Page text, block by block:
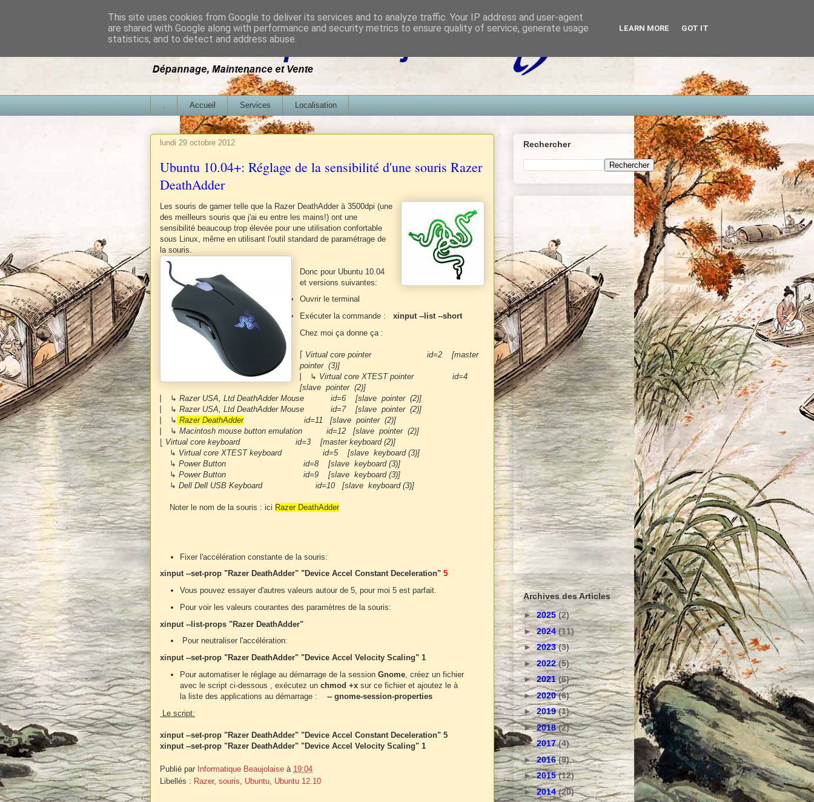
Accueil Services Localisation
lundi 29 octobre 2012
Ubuntu 10.04+: Réglage de la sensibilité d'une souris Razer
DeathAdder
Les souris de gamer telle que la Razer DeathAdder à 3500dpi (une
des meilleurs souris que j'ai eu entre les mains!) ont une
sensibilité beaucoup trop élevée pour une utilisation confortable
sous Linux, même en utilisant l'outil standard de paramétrage de
la souris.
Donc pour Ubuntu 10.04
et versions suivantes:
Ouvrir le terminal
Exécuter la commande : xinput --list --short
Chez moi ça donne ça :
Virtual core pointer id=2 [master
pointer (3)]
⎜ ↳ Virtual core XTEST pointer id=4
[slave pointer (2)]
⎜ ↳ Razer USA, Ltd DeathAdder Mouse id=6 [slave pointer (2)]
⎜ ↳ Razer USA, Ltd DeathAdder Mouse id=7 [slave pointer (2)]
⎜ ↳ Razer DeathAdderid=11 [slave pointer (2)]
⎜ ↳ Macintosh mouse button emulation id=12 [slave pointer (2)]
Virtual core keyboard id=3 [master keyboard (2)]
↳ Virtual core XTEST keyboard id=5 [slave keyboard (3)]
↳ Power Button id=8 [slave keyboard (3)]
↳ Power Button id=9 [slave keyboard (3)]
↳ Dell Dell USB Keyboard id=10 [slave keyboard (3)]
Noter le nom de la souris : ici Razer DeathAdder
Fixer l'accélération constante de la souris:
xinput --set-prop "Razer DeathAdder" "Device Accel Constant Deceleration" 5
Vous pouvez essayer d'autres valeurs autour de 5, pour moi 5 est parfait.
Pour voir les valeurs courantes des paramètres de la souris:
xinput --list-props "Razer DeathAdder"
Pour neutraliser l'accélération:
xinput --set-prop "Razer DeathAdder" "Device Accel Velocity Scaling" 1
Pour automatiser le réglage au démarrage de la sessionGnome, créez un fichier
avec le script ci-dessous , exécutez un chmod +xsur ce fichier et ajoutez le à
la liste des applications au démarrage : -- gnome-session-properties
Le script:
xinput --set-prop "Razer DeathAdder" "Device Accel Constant Deceleration" 5
xinput --set-prop "Razer DeathAdder" "Device Accel Velocity Scaling" 1
Publié par Informatique Beaujolaise à 19:04
Libellés : Razer, souris, Ubuntu, Ubuntu 12.10
Rechercher
Archives des Articles
►2025(2)
►2024(11)
►2023(3)
►2022(5)
►2021(6)
►2020(6)
►2019(1)
►2018(2)
►2017(4)
►2016(9)
►2015(12)
►2014(20)
This site uses cookies from Google to deliver its services and to analyze traffic. Your IP address and user-agent
are shared with Google along with performance and security metrics to ensure quality of service, generate usage
statistics, and to detect and address abuse.
LEARN MORE GOT IT